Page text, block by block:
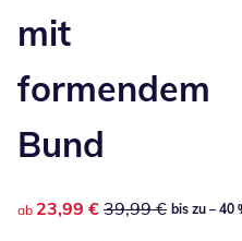
mit
formendem
Bund
reduzierter Preis 23,99 €,
ab 23,99 € 39,99 € bis zu – 40